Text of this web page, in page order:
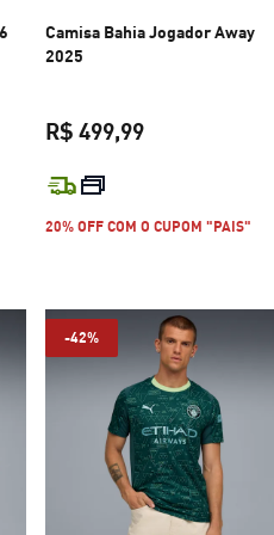
Camisa Bahia Jogador Away
2025
R$ 499,99
20% OFF COM O CUPOM "PAIS"
-42%